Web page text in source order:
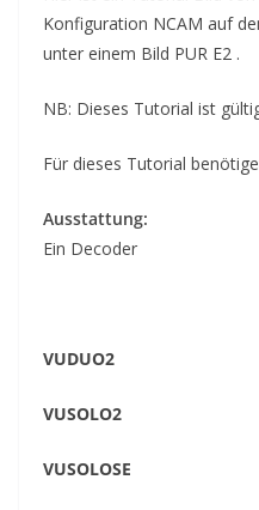
Konfiguration NCAM auf
unter einem Bild PUR E2 .
NB: Dieses Tutorial ist
Für dieses Tutorial
Ausstattung:
Ein Decoder
VUDUO2
VUSOLO2
VUSOLOSE